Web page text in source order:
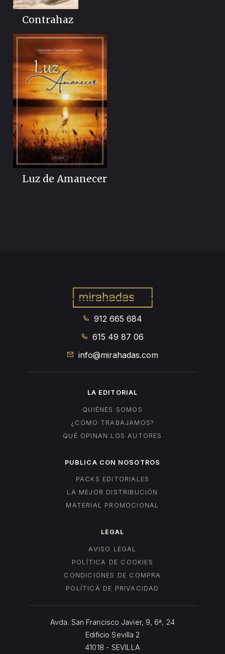
Contrahaz
Luz de Amanecer
912 665 684
615 49 87 06
info@mirahadas.com
LA EDITORIAL
QUIÉNES SOMOS
¿CÓMO TRABAJAMOS?
QUÉ OPINAN LOS AUTORES
PUBLICA CON NOSOTROS
PACKS EDITORIALES
LA MEJOR DISTRIBUCIÓN
MATERIAL PROMOCIONAL
LEGAL
AVISO LEGAL
POLÍTICA DE COOKIES
CONDICIONES DE COMPRA
POLÍTICA DE PRIVACIDAD
Avda. San Francisco Javier, 9, 6ª, 24
Edificio Sevilla 2
41018 - SEVILLA